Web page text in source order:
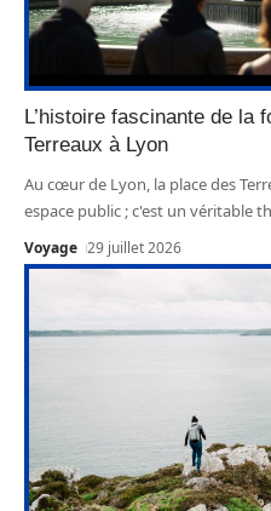
L’histoire fascinante de la
Terreaux à Lyon
Au cœur de Lyon, la place des
espace public ; c'est un véritable
Voyage 29 juillet 2026